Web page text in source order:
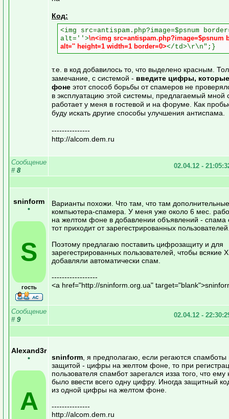
Код:
<img src=antispam.php?image=$psnum
alt=''>\n<img src=antispam.php?image=$psnum
alt='' height=1 width=1 border=0></td>\r\n";}
т.е. в код добавилось то, что выделено красным.
замечание, с системой - введите цифры,
фоне этот способ борьбы от спамеров не
в эксплуатацию этой системы, предлагаемый мной
работает у меня в гостевой и на форуме. Как
буду искать другие способы улучшения антиспама.
---------------
http://alcom.dem.ru
Сообщение
# 8
02.04.12 -
sninform
•
S
гость
Варианты похожи. Что там, что там
компьютера-спамера. У меня уже около 6 мес.
на желтом фоне в добавлении объявлений - спама
тот приходит от зарегестрированных
Поэтому предлагаю поставить цифрозащиту и для
зарегестрированных пользователей, чтобы всякие
добавляли автоматически спам.
------------------
<a href="http://sninform.org.ua"
Сообщение
# 9
02.04.12 -
Alexand3r
•
A
sninform , я предполагаю, если регаются спамботы
защитой - цифры на желтом фоне, то при
пользователя спамбот зарегался изза того, что
было ввести всего одну цифру. Иногда защитный
из одной цифры на желтом фоне.
---------------
http://alcom.dem.ru